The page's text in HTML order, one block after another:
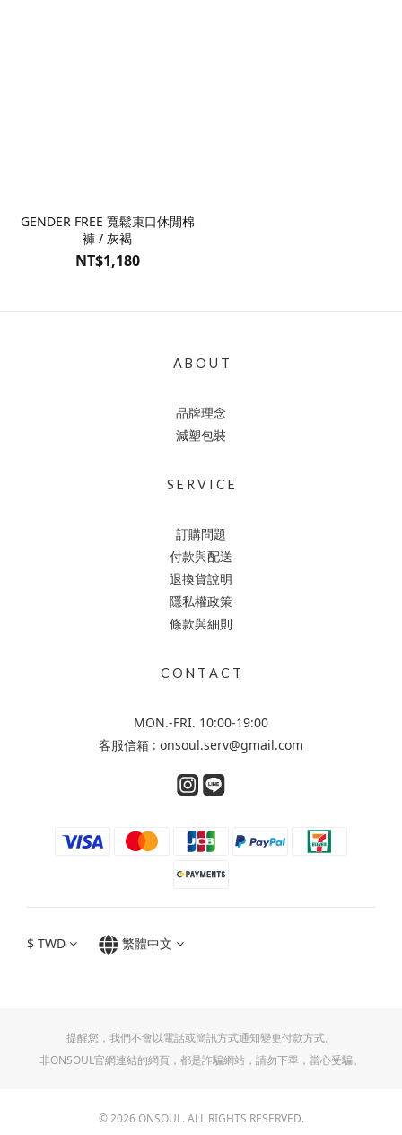
GENDER FREE 寬鬆束口休閒棉
褲 / 灰褐
NT$1,180
A B O U T
品牌理念
減塑包裝
S E R V I C E
訂購問題
付款與配送
退換貨說明
隱私權政策
條款與細則
C O N T A C T
MON.-FRI. 10:00-19:00
客服信箱 : onsoul.serv@gmail.com
$ TWD 繁體中文
提醒您，我們不會以電話或簡訊方式通知變更付款方式。
非ONSOUL官網連結的網頁，都是詐騙網站，請勿下單，當心受騙。
© 2026 ONSOUL. ALL RIGHTS RESERVED.